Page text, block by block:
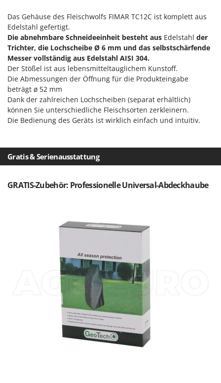
Weitere Produkte
Wiesenwalzen für Traktor
Wippsägen
Wurstfüller
Z
Zerstäuber
Zinkeneggen
Zubehör für Rasentraktoren
Landxcape
LAR Casalinghi
Lavor
Linea VZ
Lisam
Lotusgrill
M
M.A.I.BO.
Macte Ovens
Makita
Marcato
More than chef
Das Gehäuse des Fleischwolfs FIMAR TC12C ist komplett aus
Edelstahl gefertigt.
Die abnehmbare Schneideeinheit besteht aus Edelstahl der
Trichter, die Lochscheibe Ø 6 mm und das selbstschärfende
Messer vollständig aus Edelstahl AISI 304.
Der Stößel ist aus lebensmitteltauglichem Kunstoff.
Die Abmessungen der Öffnung für die Produkteingabe
beträgt ø 52 mm
Dank der zahlreichen Lochscheiben (separat erhältlich)
können Sie unterschiedliche Fleischsorten zerkleinern.
Die Bedienung des Geräts ist wirklich einfach und intuitiv.
Gratis & Serienausstattung
GRATIS-Zubehör: Professionelle Universal-Abdeckhaube